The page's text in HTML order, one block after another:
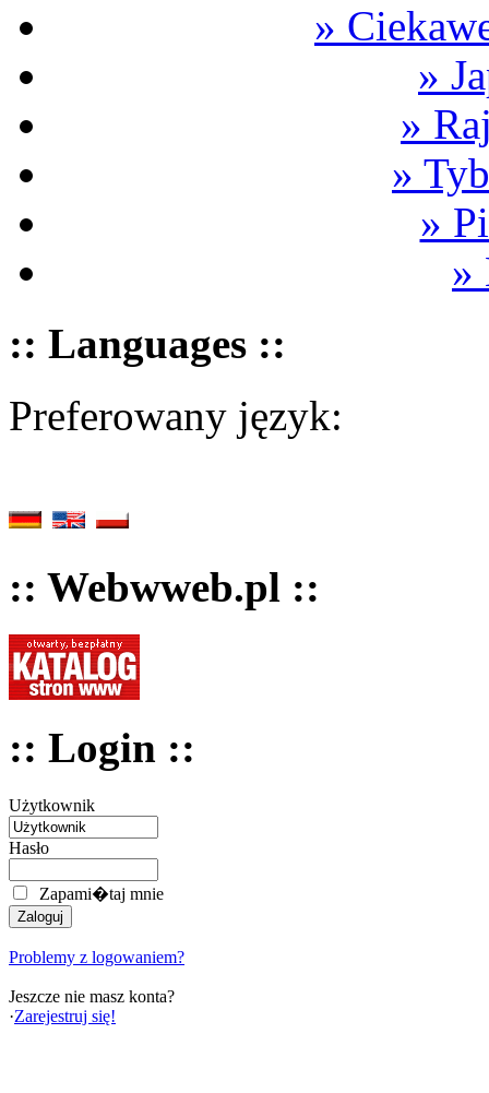
»
»
»
»
»
»
:: Languages ::
Preferowany język:
:: Webwweb.pl ::
:: Login ::
Użytkownik
Hasło
Zapami�taj mnie
Problemy z logowaniem?
Jeszcze nie masz konta?
·Zarejestruj się!